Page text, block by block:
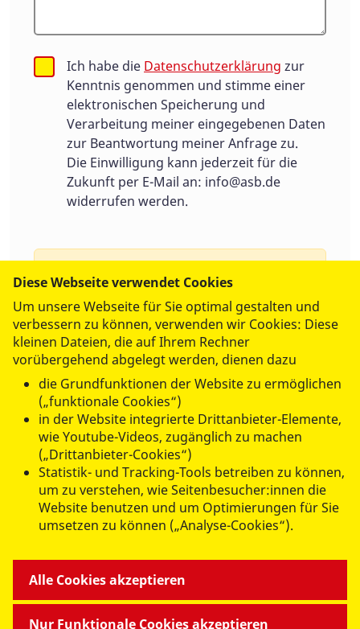
Ich habe die Datenschutzerklärung zur
Kenntnis genommen und stimme einer
elektronischen Speicherung und
Verarbeitung meiner eingegebenen Daten
zur Beantwortung meiner Anfrage zu.
Die Einwilligung kann jederzeit für die
Zukunft per E-Mail an: info@asb.de
widerrufen werden.
Um Spam zu vermeiden benutzen wir
Google Recaptcha, ein Service von Google
LLC. Weitere Informationen erhalten Sie in
unserer Datenschutzerklärung . Damit das
Formular gesendet werden kann, müssen
Sie die Drittanbieter Cookies akzeptieren.
Drittanbieter-Cookies akzeptieren
Abschicken
MITMACHEN & HELFEN
Diese Webseite verwendet Cookies
Um unsere Webseite für Sie optimal gestalten und
verbessern zu können, verwenden wir Cookies: Diese
kleinen Dateien, die auf Ihrem Rechner
vorübergehend abgelegt werden, dienen dazu
die Grundfunktionen der Website zu ermöglichen
(„funktionale Cookies“)
in der Website integrierte Drittanbieter-Elemente,
wie Youtube-Videos, zugänglich zu machen
(„Drittanbieter-Cookies“)
Statistik- und Tracking-Tools betreiben zu können,
um zu verstehen, wie Seitenbesucher:innen die
Website benutzen und um Optimierungen für Sie
umsetzen zu können („Analyse-Cookies“).
Nur Funktionale Cookies akzeptieren
Alle Cookies akzeptieren